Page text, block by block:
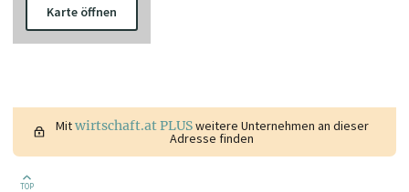
Karte öffnen
Mitwirtschaft.at PLUSweitere Unternehmen an dieser
Adresse finden
TOP